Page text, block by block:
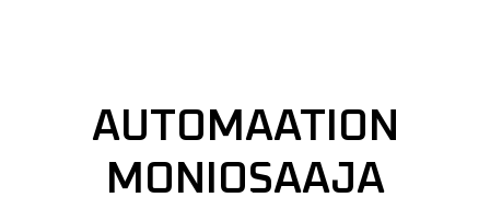
AUTOMAATION
MONIOSAAJA